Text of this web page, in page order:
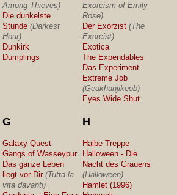
Among Thieves)
Die dunkelste
Stunde (Darkest
Hour)
Dunkirk
Dumplings
Exorcism of Emily
Rose)
Der Exorzist (The
Exorcist)
Exotica
The Expendables
Das Experiment
Extreme Job
(Geukhanjikeob)
Eyes Wide Shut
G
Galaxy Quest
Gangs of Wasseypur
Das ganze Leben
liegt vor Dir (Tutta la
vita davanti)
H
Halbe Treppe
Halloween - Die
Nacht des Grauens
(Halloween)
Hamlet (1996)